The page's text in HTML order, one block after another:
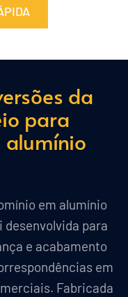
da
para
alumínio
em alumínio
para
e acabamento
em
Fabricada